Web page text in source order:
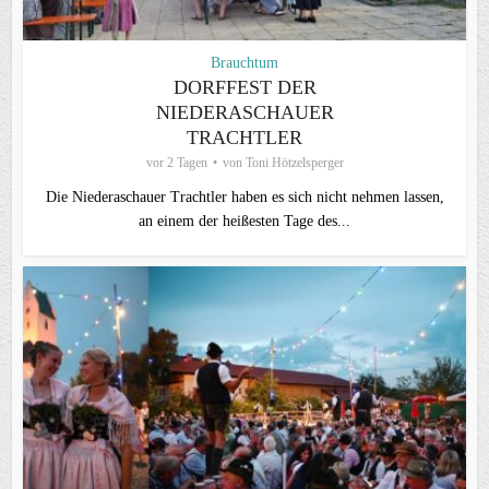
Brauchtum
DORFFEST DER
NIEDERASCHAUER
TRACHTLER
vor 2 Tagen von Toni Hötzelsperger
Die Niederaschauer Trachtler haben es sich nicht nehmen lassen,
an einem der heißesten Tage des...